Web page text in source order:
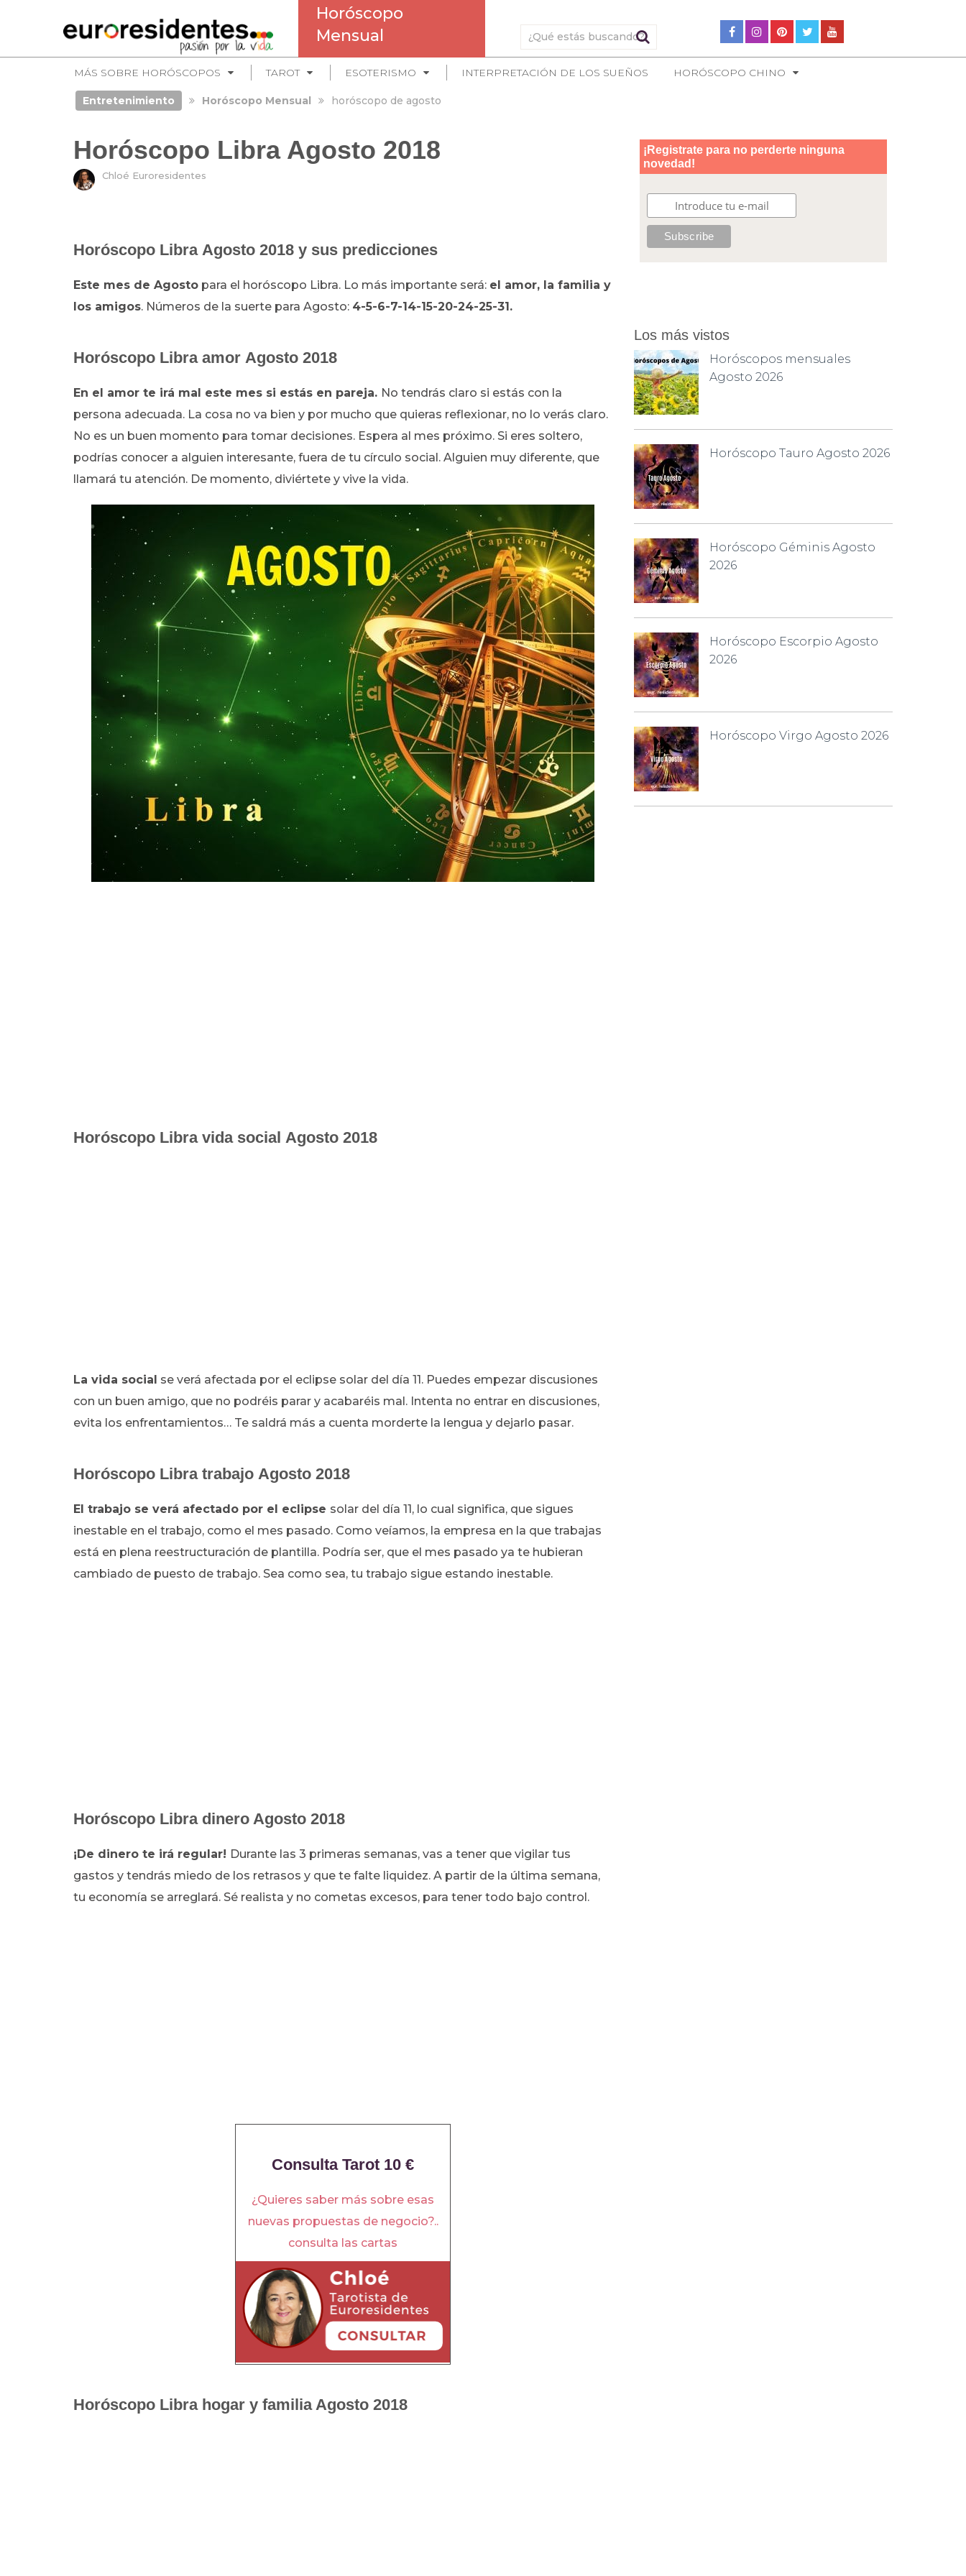
Horóscopo
Mensual
MÁS SOBRE HORÓSCOPOS TAROT ESOTERISMO INTERPRETACIÓN DE LOS SUEÑOS HORÓSCOPO CHINO
Entretenimiento Horóscopo Mensual horóscopo de agosto
Horóscopo Libra Agosto 2018
Chloé Euroresidentes
Horóscopo Libra Agosto 2018 y sus predicciones
Este mes de Agosto para el horóscopo Libra. Lo más importante será: el amor, la familia y
los amigos. Números de la suerte para Agosto: 4-5-6-7-14-15-20-24-25-31.
Horóscopo Libra amor Agosto 2018
En el amor te irá mal este mes si estás en pareja. No tendrás claro si estás con la
persona adecuada. La cosa no va bien y por mucho que quieras reflexionar, no lo verás claro.
No es un buen momento para tomar decisiones. Espera al mes próximo. Si eres soltero,
podrías conocer a alguien interesante, fuera de tu círculo social. Alguien muy diferente, que
llamará tu atención. De momento, diviértete y vive la vida.
Horóscopo Libra vida social Agosto 2018
La vida social se verá afectada por el eclipse solar del día 11. Puedes empezar discusiones
con un buen amigo, que no podréis parar y acabaréis mal. Intenta no entrar en discusiones,
evita los enfrentamientos… Te saldrá más a cuenta morderte la lengua y dejarlo pasar.
Horóscopo Libra trabajo Agosto 2018
El trabajo se verá afectado por el eclipse solar del día 11, lo cual significa, que sigues
inestable en el trabajo, como el mes pasado. Como veíamos, la empresa en la que trabajas
está en plena reestructuración de plantilla. Podría ser, que el mes pasado ya te hubieran
cambiado de puesto de trabajo. Sea como sea, tu trabajo sigue estando inestable.
Horóscopo Libra dinero Agosto 2018
¡De dinero te irá regular! Durante las 3 primeras semanas, vas a tener que vigilar tus
gastos y tendrás miedo de los retrasos y que te falte liquidez. A partir de la última semana,
tu economía se arreglará. Sé realista y no cometas excesos, para tener todo bajo control.
Consulta Tarot 10 €
¿Quieres saber más sobre esas
nuevas propuestas de negocio?..
consulta las cartas
Horóscopo Libra hogar y familia Agosto 2018
Los más vistos
Horóscopos mensuales
Agosto 2026
Horóscopo Tauro Agosto 2026
Horóscopo Géminis Agosto
2026
Horóscopo Escorpio Agosto
2026
Horóscopo Virgo Agosto 2026